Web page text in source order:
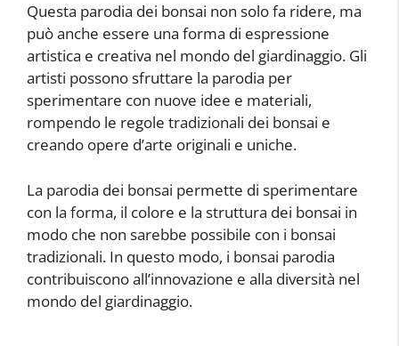
Questa parodia dei bonsai non solo fa ridere, ma
può anche essere una forma di espressione
artistica e creativa nel mondo del giardinaggio. Gli
artisti possono sfruttare la parodia per
sperimentare con nuove idee e materiali,
rompendo le regole tradizionali dei bonsai e
creando opere d’arte originali e uniche.
La parodia dei bonsai permette di sperimentare
con la forma, il colore e la struttura dei bonsai in
modo che non sarebbe possibile con i bonsai
tradizionali. In questo modo, i bonsai parodia
contribuiscono all’innovazione e alla diversità nel
mondo del giardinaggio.